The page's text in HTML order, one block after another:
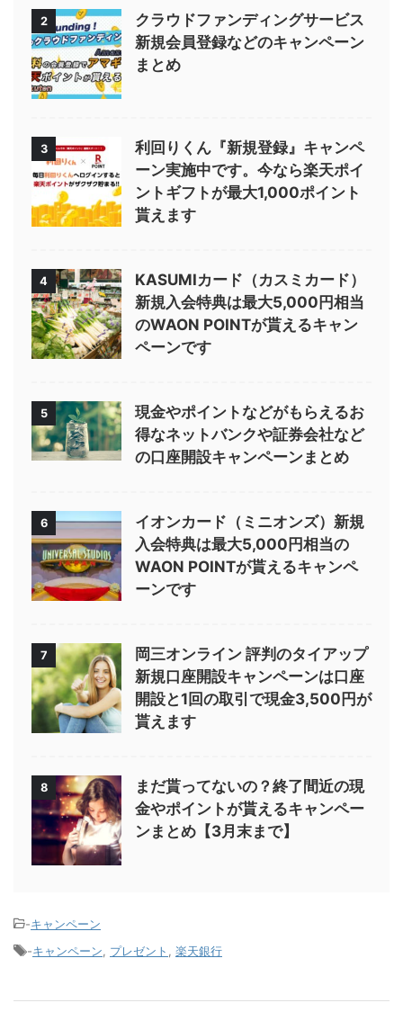
2
クラウドファンディングサービス
新規会員登録などのキャンペーン
まとめ
3
利回りくん『新規登録』キャンペ
ーン実施中です。今なら楽天ポイ
ントギフトが最大1,000ポイント
貰えます
4
KASUMIカード（カスミカード）
新規入会特典は最大5,000円相当
のWAON POINTが貰えるキャン
ペーンです
5
現金やポイントなどがもらえるお
得なネットバンクや証券会社など
の口座開設キャンペーンまとめ
6
イオンカード（ミニオンズ）新規
入会特典は最大5,000円相当の
WAON POINTが貰えるキャンペ
ーンです
7
岡三オンライン 評判のタイアップ
新規口座開設キャンペーンは口座
開設と1回の取引で現金3,500円が
貰えます
8
まだ貰ってないの？終了間近の現
金やポイントが貰えるキャンペー
ンまとめ【3月末まで】
-キャンペーン
-キャンペーン プレゼント 楽天銀行